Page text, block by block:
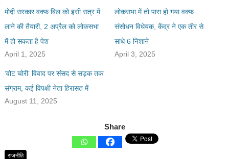
मोदी सरकार वक्फ बिल को इसी सत्र में
लाने की तैयारी, 2 अप्रैल को लोकसभा
में हो सकता है पेश
April 1, 2025
लोकसभा में तो पास हो गया वक्फ
संसोधन विधेयक, केंद्र ने एक तीर से
साधे 6 निशाने
April 3, 2025
‘वोट चोरी’ विवाद पर संसद से सड़क तक
संग्राम, कई विपक्षी नेता हिरासत में
August 11, 2025
Share
राजनीति